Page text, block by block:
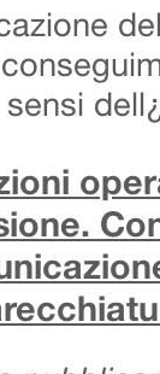
sensi